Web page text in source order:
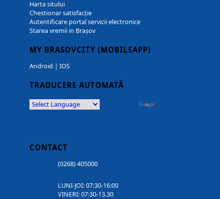
Harta sitului
Chestionar satisfacție
Autentificare portal servicii electronice
Starea vremii in Brașov
MY BRASOVCITY (MOBILEAPP)
Android | IOS
TRADUCERE AUTOMATĂ
CONTACT
(0268) 405000
LUNI-JOI: 07:30-16:00
VINERI: 07:30-13.30